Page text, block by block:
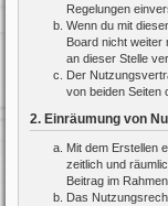
Regelungen
Wenn du mit
Board nicht weiter
an dieser Stelle
Der
von beiden Seiten
2. Einräumung von
Mit dem Erstellen
zeitlich und
Beitrag im
Das